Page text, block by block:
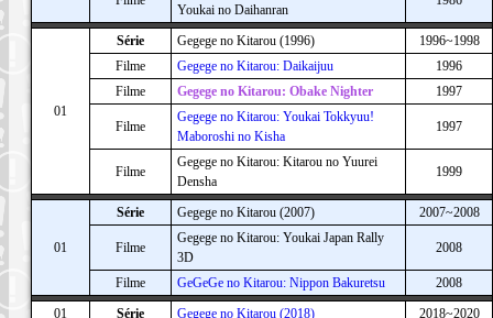
Youkai no Daihanran
01
Série Gegege no Kitarou (1996)
1996~1998
Filme
Gegege no Kitarou: Daikaijuu
1996
Filme
Gegege no Kitarou: Obake Nighter 1997
Filme
Gegege no Kitarou: Youkai Tokkyuu!
Maboroshi no Kisha
1997
Filme
Gegege no Kitarou: Kitarou no Yuurei
Densha
1999
01
Série Gegege no Kitarou (2007) 2007~2008
Filme
Gegege no Kitarou: Youkai Japan Rally
3D
2008
Filme GeGeGe no Kitarou: Nippon Bakuretsu
2008
01
Série Gegege no Kitarou (2018) 2018~2020